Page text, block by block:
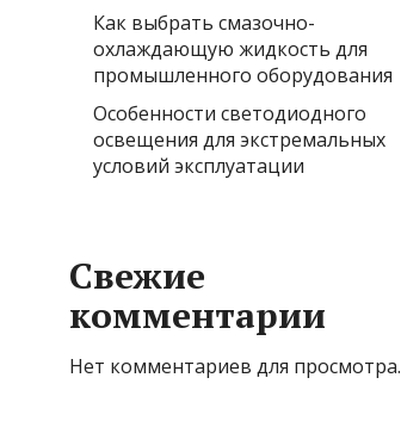
Как выбрать смазочно-
охлаждающую жидкость для
промышленного оборудования
Особенности светодиодного
освещения для экстремальных
условий эксплуатации
Свежие
комментарии
Нет комментариев для просмотра.